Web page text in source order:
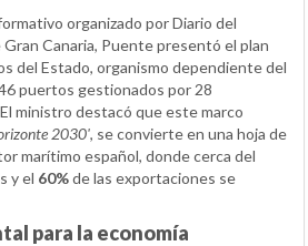
organizado por Diario del
Gran Canaria, Puente presentó el plan
del Estado, organismo dependiente del
puertos gestionados por 28
ministro destacó que este marco
2030', se convierte en una hoja de
marítimo español, donde cerca del
y el 60%de las exportaciones se
para la economía